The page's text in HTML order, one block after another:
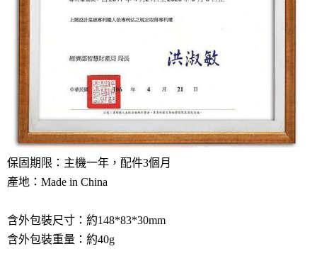
保固期限：主機一年，配件3個月
產地：Made in China
含外包裝尺寸：約148*83*30mm
含外包裝重量：約40g